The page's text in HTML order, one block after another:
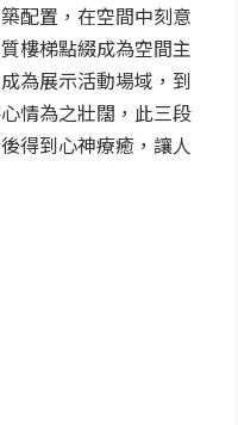
配置，在空間中刻意
樓梯點綴成為空間主
為展示活動場域，到
情為之壯闊，此三段
得到心神療癒，讓人